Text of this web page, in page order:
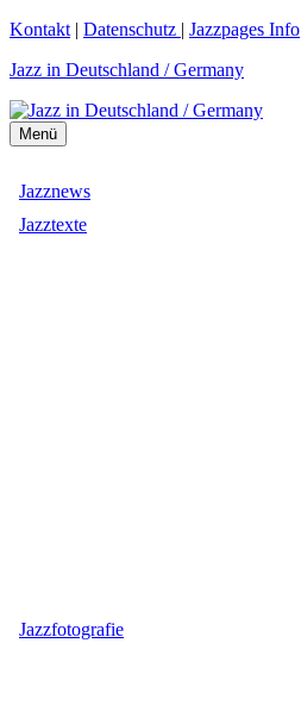
Zum
springen
Kontakt | Datenschutz | Jazzpages Info
Jazz in Deutschland / Germany
Menü
Jazznews
Jazztexte
Jazzfotografie